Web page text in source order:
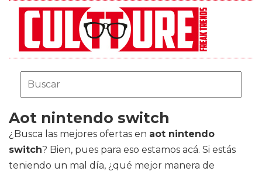
Aot nintendo switch
¿Busca las mejores ofertas en aot nintendo
switch? Bien, pues para eso estamos acá. Si estás
teniendo un mal día, ¿qué mejor manera de